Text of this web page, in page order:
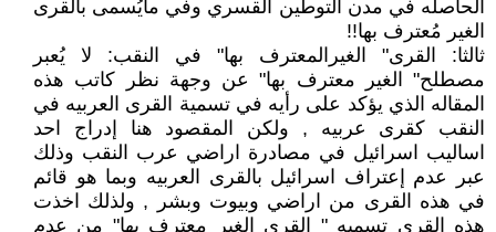
الحاصله في مدن التوطين القسري وفي مايُسمى بالقرى
الغير مُعترف بها!!
ثالثا: القرى" الغيرالمعترف بها" في النقب: لا يُعبر
مصطلح" الغير معترف بها" عن وجهة نظر كاتب هذه
المقاله الذي يؤكد على رأيه في تسمية القرى العربيه في
النقب كقرى عربيه , ولكن المقصود هنا إدراج احد
اساليب اسرائيل في مصادرة اراضي عرب النقب وذلك
عبر عدم إعتراف اسرائيل بالقرى العربيه وبما هو قائم
في هذه القرى من اراضي وبيوت وبشر , ولذلك اخذت
هذه القرى تسميه " القرى الغير معترف بها" من عدم